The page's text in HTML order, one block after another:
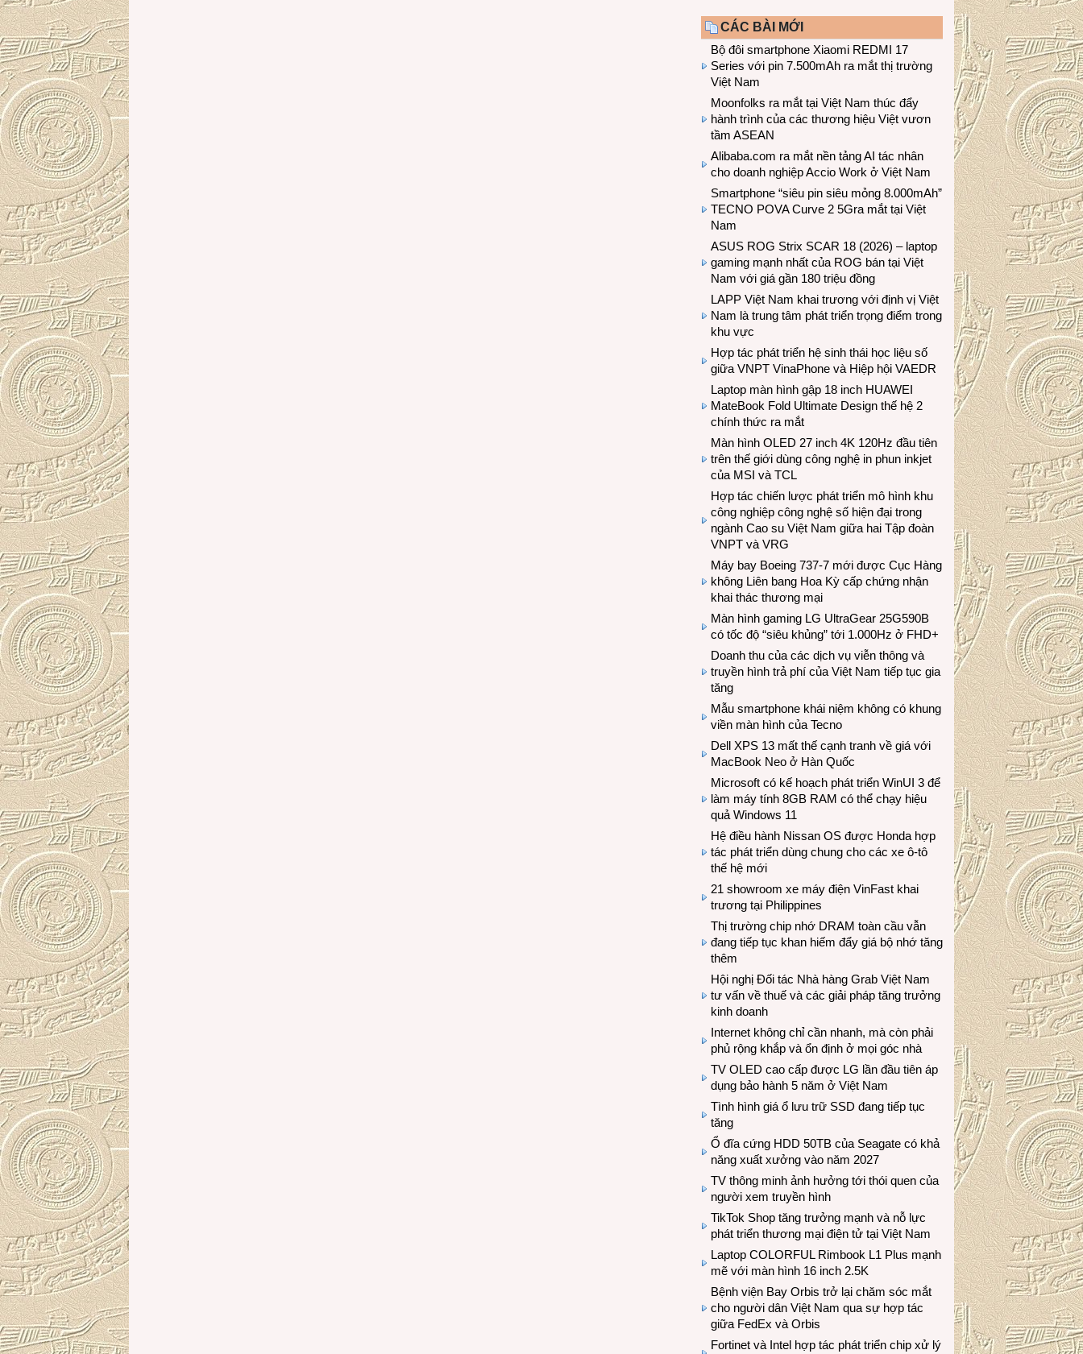
CÁC BÀI MỚI
Bộ đôi smartphone Xiaomi REDMI 17
Series với pin 7.500mAh ra mắt thị trường
Việt Nam
Moonfolks ra mắt tại Việt Nam thúc đẩy
hành trình của các thương hiệu Việt vươn
tầm ASEAN
Alibaba.com ra mắt nền tảng AI tác nhân
cho doanh nghiệp Accio Work ở Việt Nam
Smartphone “siêu pin siêu mỏng 8.000mAh”
TECNO POVA Curve 2 5Gra mắt tại Việt
Nam
ASUS ROG Strix SCAR 18 (2026) – laptop
gaming mạnh nhất của ROG bán tại Việt
Nam với giá gần 180 triệu đồng
LAPP Việt Nam khai trương với định vị Việt
Nam là trung tâm phát triển trọng điểm trong
khu vực
Hợp tác phát triển hệ sinh thái học liệu số
giữa VNPT VinaPhone và Hiệp hội VAEDR
Laptop màn hình gập 18 inch HUAWEI
MateBook Fold Ultimate Design thế hệ 2
chính thức ra mắt
Màn hình OLED 27 inch 4K 120Hz đầu tiên
trên thế giới dùng công nghệ in phun inkjet
của MSI và TCL
Hợp tác chiến lược phát triển mô hình khu
công nghiệp công nghệ số hiện đại trong
ngành Cao su Việt Nam giữa hai Tập đoàn
VNPT và VRG
Máy bay Boeing 737-7 mới được Cục Hàng
không Liên bang Hoa Kỳ cấp chứng nhận
khai thác thương mại
Màn hình gaming LG UltraGear 25G590B
có tốc độ “siêu khủng” tới 1.000Hz ở FHD+
Doanh thu của các dịch vụ viễn thông và
truyền hình trả phí của Việt Nam tiếp tục gia
tăng
Mẫu smartphone khái niệm không có khung
viền màn hình của Tecno
Dell XPS 13 mất thế cạnh tranh về giá với
MacBook Neo ở Hàn Quốc
Microsoft có kế hoạch phát triển WinUI 3 để
làm máy tính 8GB RAM có thể chạy hiệu
quả Windows 11
Hệ điều hành Nissan OS được Honda hợp
tác phát triển dùng chung cho các xe ô-tô
thế hệ mới
21 showroom xe máy điện VinFast khai
trương tại Philippines
Thị trường chip nhớ DRAM toàn cầu vẫn
đang tiếp tục khan hiếm đẩy giá bộ nhớ tăng
thêm
Hội nghị Đối tác Nhà hàng Grab Việt Nam
tư vấn về thuế và các giải pháp tăng trưởng
kinh doanh
Internet không chỉ cần nhanh, mà còn phải
phủ rộng khắp và ổn định ở mọi góc nhà
TV OLED cao cấp được LG lần đầu tiên áp
dụng bảo hành 5 năm ở Việt Nam
Tình hình giá ổ lưu trữ SSD đang tiếp tục
tăng
Ổ đĩa cứng HDD 50TB của Seagate có khả
năng xuất xưởng vào năm 2027
TV thông minh ảnh hưởng tới thói quen của
người xem truyền hình
TikTok Shop tăng trưởng mạnh và nỗ lực
phát triển thương mại điện tử tại Việt Nam
Laptop COLORFUL Rimbook L1 Plus mạnh
mẽ với màn hình 16 inch 2.5K
Bệnh viện Bay Orbis trở lại chăm sóc mắt
cho người dân Việt Nam qua sự hợp tác
giữa FedEx và Orbis
Fortinet và Intel hợp tác phát triển chip xử lý